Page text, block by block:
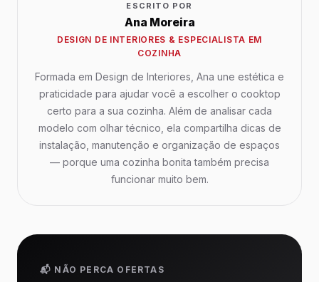
ESCRITO POR
Ana Moreira
DESIGN DE INTERIORES & ESPECIALISTA EM
COZINHA
Formada em Design de Interiores, Ana une estética e
praticidade para ajudar você a escolher o cooktop
certo para a sua cozinha. Além de analisar cada
modelo com olhar técnico, ela compartilha dicas de
instalação, manutenção e organização de espaços
— porque uma cozinha bonita também precisa
funcionar muito bem.
📬 NÃO PERCA OFERTAS